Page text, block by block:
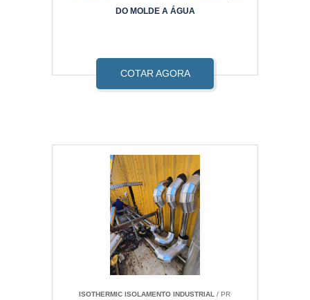
DO MOLDE A ÁGUA
COTAR AGORA
ISOTHERMIC ISOLAMENTO INDUSTRIAL / PR